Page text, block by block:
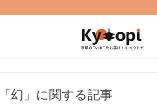
幻」に関する記事